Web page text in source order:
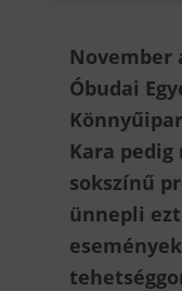
November
Óbudai
Kara pedig
sokszínű
ünnepli